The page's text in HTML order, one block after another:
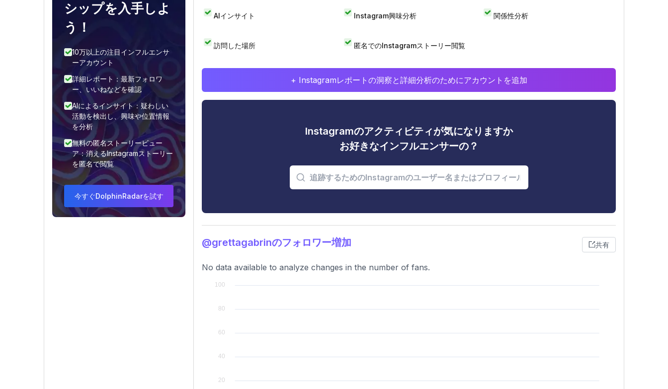
シップを入手しよ
う！
10万以上の注目インフルエンサ
ーアカウント
詳細レポート：最新フォロワ
ー、いいねなどを確認
AIによるインサイト：疑わしい
活動を検出し、興味や位置情報
を分析
無料の匿名ストーリービュー
ア：消えるInstagramストーリー
を匿名で閲覧
今すぐDolphinRadarを試す
AIインサイト Instagram興味分析 関係性分析
訪問した場所 匿名でのInstagramストーリー閲覧
+ Instagramレポートの洞察と詳細分析のためにアカウントを追加
Instagramのアクティビティが気になりますか
お好きなインフルエンサーの？
@grettagabrinのフォロワー増加 共有
No data available to analyze changes in the number of fans.